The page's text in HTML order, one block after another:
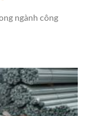
ngành công